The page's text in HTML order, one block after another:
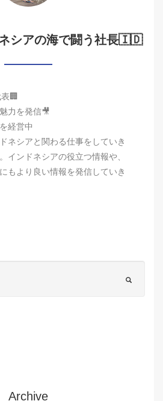
シアの海で闘う社長🇮🇩
🏢
力を発信🎥
経営中
ネシアと関わる仕事をしていき
インドネシアの役立つ情報や、
もより良い情報を発信していき
Archive